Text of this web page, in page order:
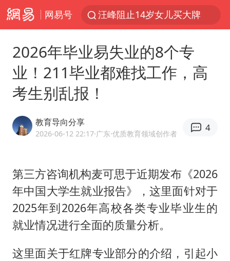
网易号
汪峰阻止14岁女儿买大牌
陕西省委书记赶赴柞水县杏坪镇
公司“上四休三”但要降薪1000元
改名后的“青海拉面”店
广岛核爆81周年央视播《奥本海默》
台风灿鸿未来对中国无影响
河南某医院2.33亿工程串标案细节披露
2026年毕业易失业的8个专
业！211毕业都难找工作，高
考生别乱报！
教育导向分享
2026-06-12 22:17·广东·优质教育领域创作者
4
第三方咨询机构麦可思于近期发布《2026
年中国大学生就业报告》，这里面针对于
2025年到2026年高校各类专业毕业生的
就业情况进行全面的质量分析。
这里面关于红牌专业部分的介绍，引起小